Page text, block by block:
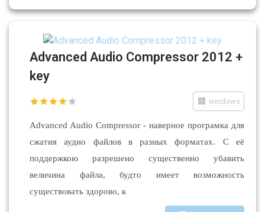
Advanced Audio Compressor 2012 +
key
windows
Advanced Audio Compressor - наверное програмка для
сжатия аудио файлов в разных форматах. С её
поддержкою разрешено существенно убавить
величина файла, будто имеет возможность
существовать здорово, к